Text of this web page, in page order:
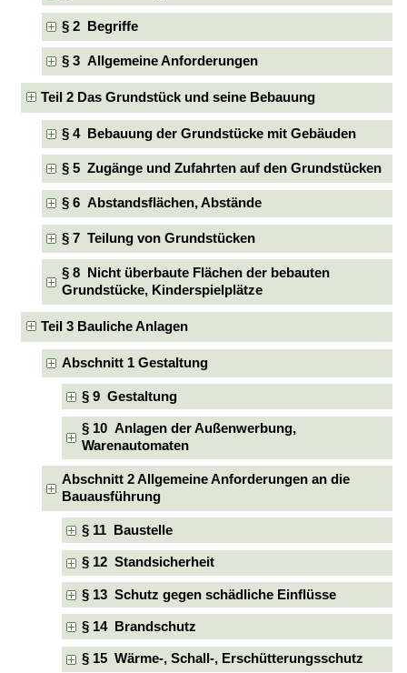
§ 2 Begriffe
§ 3 Allgemeine Anforderungen
Teil 2 Das Grundstück und seine Bebauung
§ 4 Bebauung der Grundstücke mit Gebäuden
§ 5 Zugänge und Zufahrten auf den Grundstücken
§ 6 Abstandsflächen, Abstände
§ 7 Teilung von Grundstücken
§ 8 Nicht überbaute Flächen der bebauten
Grundstücke, Kinderspielplätze
Teil 3 Bauliche Anlagen
Abschnitt 1 Gestaltung
§ 9 Gestaltung
§ 10 Anlagen der Außenwerbung,
Warenautomaten
Abschnitt 2 Allgemeine Anforderungen an die
Bauausführung
§ 11 Baustelle
§ 12 Standsicherheit
§ 13 Schutz gegen schädliche Einflüsse
§ 14 Brandschutz
§ 15 Wärme-, Schall-, Erschütterungsschutz